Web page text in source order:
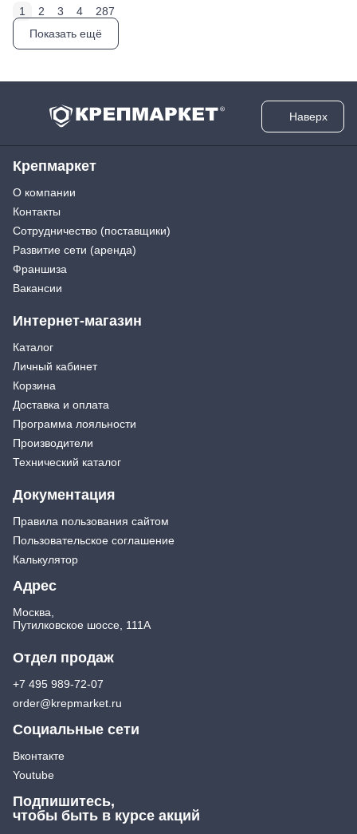
1 2 3 4
287
Показать ещё
Наверх
Крепмаркет
О компании
Контакты
Сотрудничество (поставщики)
Развитие сети (аренда)
Франшиза
Вакансии
Интернет-магазин
Каталог
Личный кабинет
Корзина
Доставка и оплата
Программа лояльности
Производители
Технический каталог
Документация
Правила пользования сайтом
Пользовательское соглашение
Калькулятор
Адрес
Москва,
Путилковское шоссе, 111А
Отдел продаж
+7 495 989-72-07
order@krepmarket.ru
Социальные сети
Вконтакте
Youtube
Подпишитесь,
чтобы быть в курсе акций